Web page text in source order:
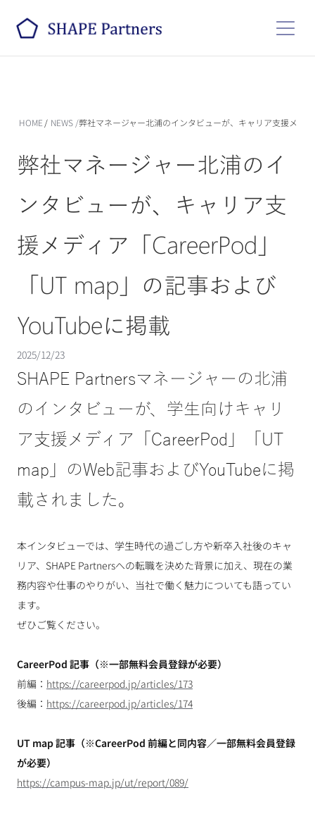
HOME / NEWS /弊社マネージャー北浦のインタビューが、キャリア支援メデ
弊社マネージャー北浦のイ
ンタビューが、キャリア支
援メディア「CareerPod」
「UT map」の記事および
YouTubeに掲載
2025/12/23
SHAPE Partnersマネージャーの北浦
のインタビューが、学生向けキャリ
ア支援メディア「CareerPod」「UT
map」のWeb記事およびYouTubeに掲
載されました。
本インタビューでは、学生時代の過ごし方や新卒入社後のキャ
リア、SHAPE Partnersへの転職を決めた背景に加え、現在の業
務内容や仕事のやりがい、当社で働く魅力についても語ってい
ます。
ぜひご覧ください。
CareerPod 記事（※一部無料会員登録が必要）
前編： https://careerpod.jp/articles/173
後編： https://careerpod.jp/articles/174
UT map 記事（※CareerPod 前編と同内容／一部無料会員登録
が必要）
https://campus-map.jp/ut/report/089/